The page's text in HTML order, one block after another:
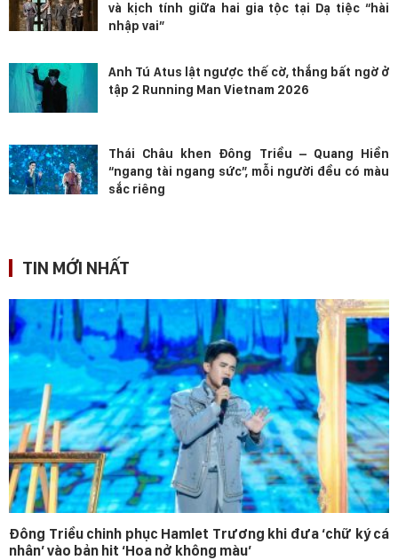
và kịch tính giữa hai gia tộc tại Dạ tiệc “hài
nhập vai”
Anh Tú Atus lật ngược thế cờ, thắng bất ngờ ở
tập 2 Running Man Vietnam 2026
Thái Châu khen Đông Triều – Quang Hiền
“ngang tài ngang sức”, mỗi người đều có màu
sắc riêng
TIN MỚI NHẤT
Đông Triều chinh phục Hamlet Trương khi đưa ‘chữ ký cá
nhân’ vào bản hit ‘Hoa nở không màu’